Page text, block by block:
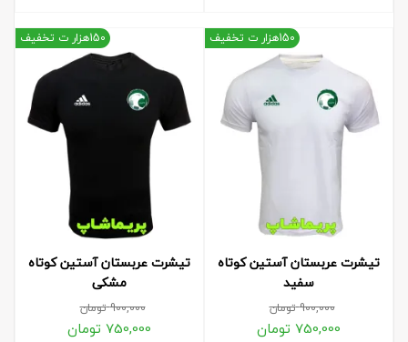
تیشرت عربستان آستین کوتاه
سفید
900,000تومان
750,000 تومان
150هزار ت تخفیف
تیشرت عربستان آستین کوتاه
مشکی
900,000تومان
750,000 تومان
150هزار ت تخفیف